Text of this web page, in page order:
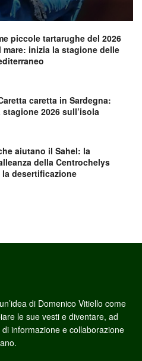
piccole tartarughe del 2026
inizia la stagione delle
caretta in Sardegna:
2026 sull’isola
aiutano il Sahel: la
della Centrochelys
desertificazione
di Domenico Vitiello come
le sue vesti e diventare, ad
informazione e collaborazione